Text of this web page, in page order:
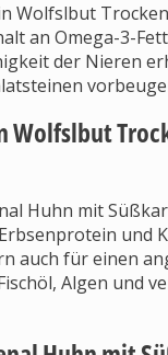
Wolfslbut
an Omega-3-
der Nieren
Wolfslbut
Huhn mit
und
für einen
Algen und